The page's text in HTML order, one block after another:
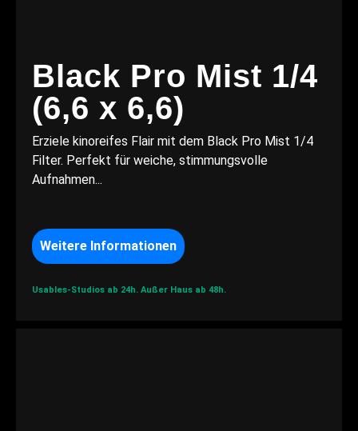
Black Pro Mist 1/4
(6,6 x 6,6)
Erziele kinoreifes Flair mit dem Black Pro Mist 1/4
Filter. Perfekt für weiche, stimmungsvolle
Aufnahmen...
Weitere Informationen
Usables-Studios ab 24h. Außer Haus ab 48h.